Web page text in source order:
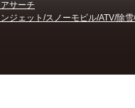
サーチ
ジェット/スノーモビル/ATV/除